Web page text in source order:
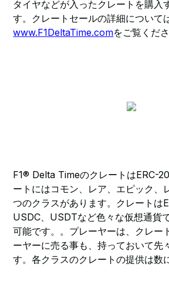
タイヤなどが入ったクレートを購入
す。クレートセールの詳細について
www.F1DeltaTime.comをご覧くださ
F1® Delta TimeのクレートはERC-
ートにはコモン、レア、エピック、
つのクラスがあります。クレートは
USDC、USDTなど色々な仮想通貨
可能です。。プレーヤーは、クレー
ーヤーに売る事も、持っておいて先
す。各クラスのクレートの提供は数